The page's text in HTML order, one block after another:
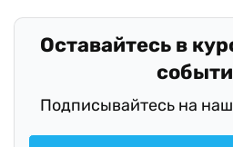
Оставайтесь в
Подписывайтесь на